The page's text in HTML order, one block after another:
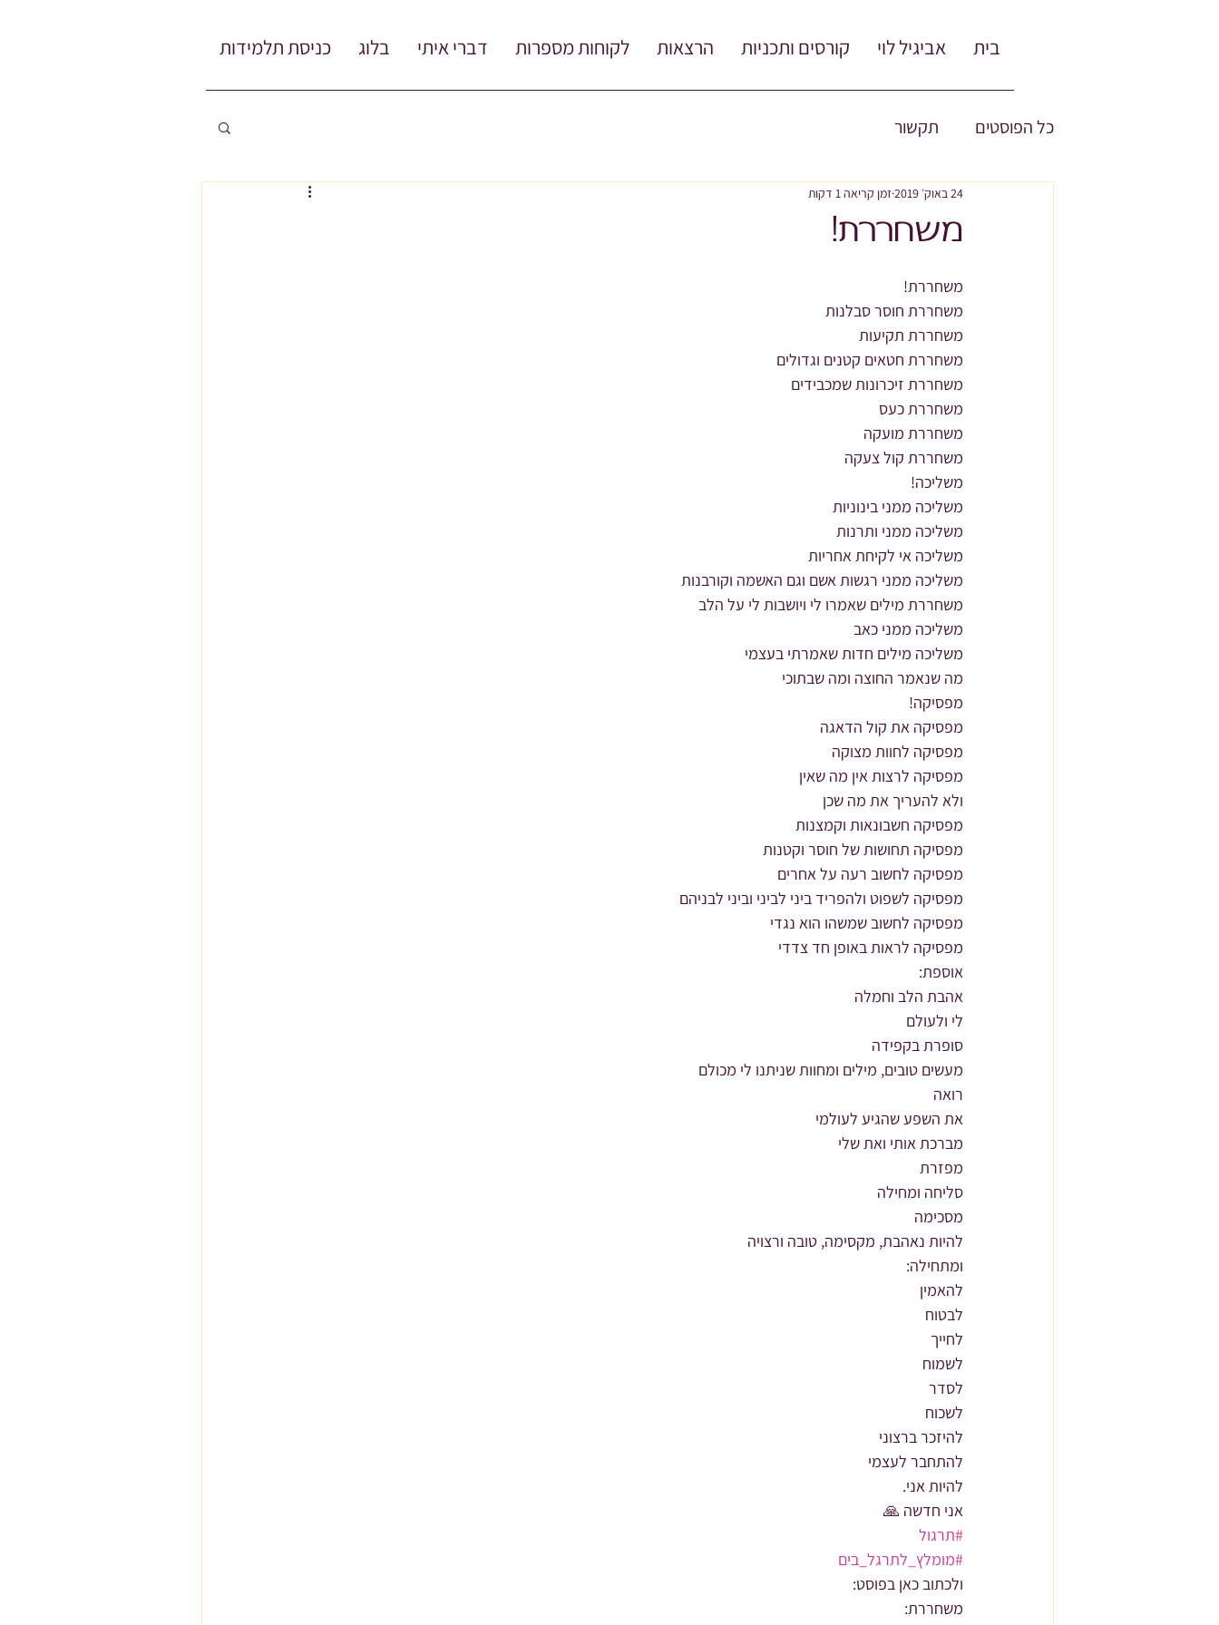
בית אביגיל לוי קורסים ותכניות הרצאות לקוחות מספרות דברי איתי בלוג כניסת תלמידות
כל הפוסטים תקשור
משחררת!
24 באוק׳ 2019 זמן קריאה 1 דקות
משחררת!
משחררת חוסר סבלנות
משחררת תקיעות
משחררת חטאים קטנים וגדולים
משחררת זיכרונות שמכבידים
משחררת כעס
משחררת מועקה
משחררת קול צעקה
משליכה!
משליכה ממני בינוניות
משליכה ממני ותרנות
משליכה אי לקיחת אחריות
משליכה ממני רגשות אשם וגם האשמה וקורבנות
משחררת מילים שאמרו לי ויושבות לי על הלב
משליכה ממני כאב
משליכה מילים חדות שאמרתי בעצמי
מה שנאמר החוצה ומה שבתוכי
מפסיקה!
מפסיקה את קול הדאגה
מפסיקה לחוות מצוקה
מפסיקה לרצות אין מה שאין
ולא להעריך את מה שכן
מפסיקה חשבונאות וקמצנות
מפסיקה תחושות של חוסר וקטנות
מפסיקה לחשוב רעה על אחרים
מפסיקה לשפוט ולהפריד ביני לביני וביני לבניהם
מפסיקה לחשוב שמשהו הוא נגדי
מפסיקה לראות באופן חד צדדי
אוספת:
אהבת הלב וחמלה
לי ולעולם
סופרת בקפידה
מעשים טובים, מילים ומחוות שניתנו לי מכולם
רואה
את השפע שהגיע לעולמי
מברכת אותי ואת שלי
מפזרת
סליחה ומחילה
מסכימה
להיות נאהבת, מקסימה, טובה ורצויה
ומתחילה:
להאמין
לבטוח
לחייך
לשמוח
לסדר
לשכוח
להיזכר ברצוני
להתחבר לעצמי
להיות אני.
אני חדשה 🙏
#תרגול
#מומלץ_לתרגל_בים
ולכתוב כאן בפוסט:
משחררת: